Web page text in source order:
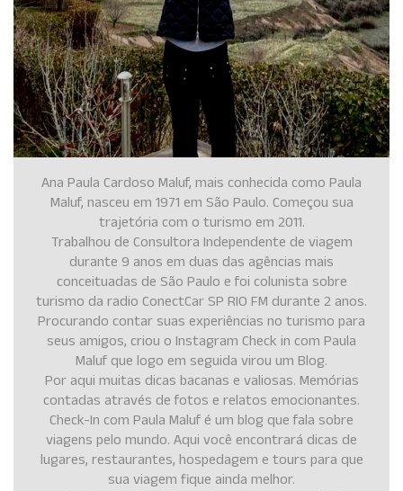
Ana Paula Cardoso Maluf, mais conhecida como Paula
Maluf, nasceu em 1971 em São Paulo. Começou sua
trajetória com o turismo em 2011.
Trabalhou de Consultora Independente de viagem
durante 9 anos em duas das agências mais
conceituadas de São Paulo e foi colunista sobre
turismo da radio ConectCar SP RIO FM durante 2 anos.
Procurando contar suas experiências no turismo para
seus amigos, criou o Instagram Check in com Paula
Maluf que logo em seguida virou um Blog.
Por aqui muitas dicas bacanas e valiosas. Memórias
contadas através de fotos e relatos emocionantes.
Check-In com Paula Maluf é um blog que fala sobre
viagens pelo mundo. Aqui você encontrará dicas de
lugares, restaurantes, hospedagem e tours para que
sua viagem fique ainda melhor.